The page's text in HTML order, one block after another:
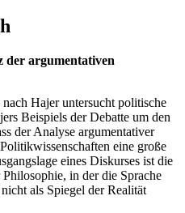
der argumentativen
Hajer untersucht politische
Beispiels der Debatte um den
der Analyse argumentativer
eine große
eines Diskurses ist die
in der die Sprache
als Spiegel der Realität